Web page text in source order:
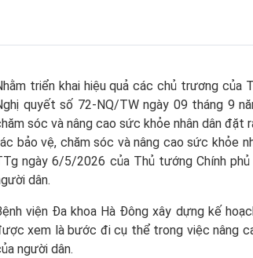
triển khai hiệu quả các chủ trương
quyết số 72-NQ/TW ngày 09 tháng 9
sóc và nâng cao sức khỏe nhân dân đặt
bảo vệ, chăm sóc và nâng cao sức khỏe
ngày 6/5/2026 của Thủ tướng Chính
dân.
viện Đa khoa Hà Đông xây dựng kế
xem là bước đi cụ thể trong việc nâng
người dân.